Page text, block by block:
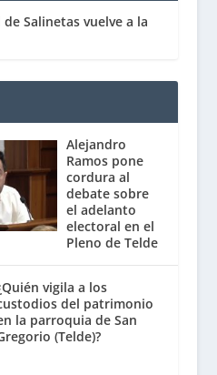
Salinetas vuelve a la
Alejandro
Ramos pone
cordura al
debate sobre
el adelanto
electoral en el
Pleno de Telde
vigila a los
del patrimonio
la parroquia de San
(Telde)?